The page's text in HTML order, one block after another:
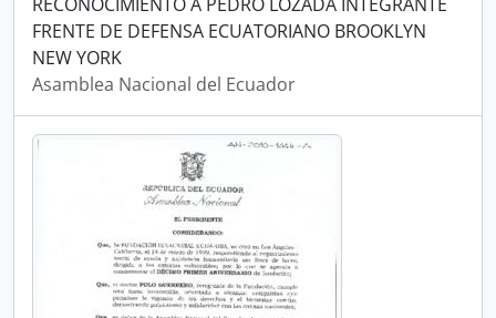
FRENTE DE DEFENSA ECUATORIANO BROOKLYN
NEW YORK
Asamblea Nacional del Ecuador